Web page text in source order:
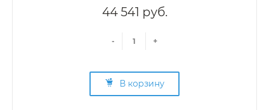
44 541 руб.
- +
В корзину